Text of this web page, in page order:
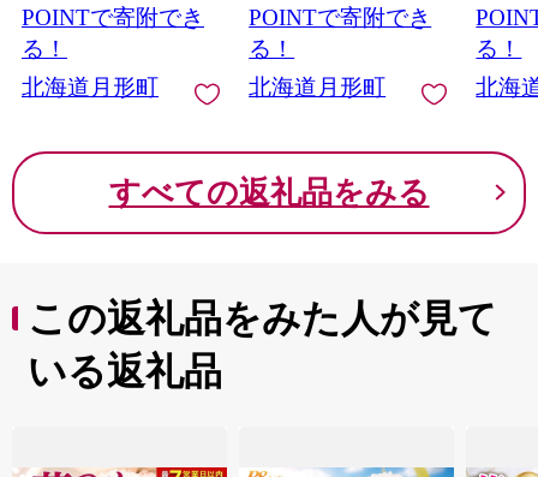
詰め合わせ 時短 パー
ティー お取り寄せ 肉
のさかい 酒井畜産 送
料無料 北海道 月形
POINTで寄附でき
る！
北海道月形町
かず 惣菜 バーベキュ
ー 焼肉 キャンプ アウ
トドア【 月形町 】
POINTで寄附でき
る！
北海道月形町
グルト
ース
取り寄
無料
る！
北海
すべての返礼品をみる
この返礼品をみた人が見て
いる返礼品